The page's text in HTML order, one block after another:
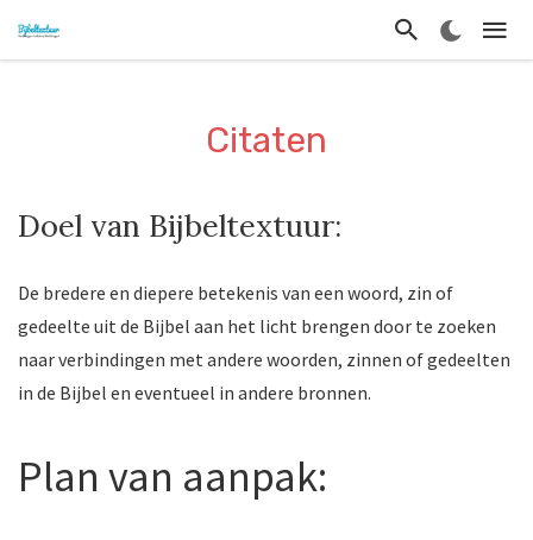
Citaten
Doel van Bijbeltextuur:
De bredere en diepere betekenis van een woord, zin of
gedeelte uit de Bijbel aan het licht brengen door te zoeken
naar verbindingen met andere woorden, zinnen of gedeelten
in de Bijbel en eventueel in andere bronnen.
Plan van aanpak: